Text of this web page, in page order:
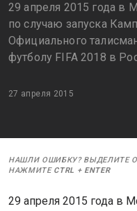
29 апреля 2015 года в
по случаю запуска
Официального
футболу FIFA 2018 в
27 апреля 2015
НАШЛИ ОШИБКУ? ВЫДЕЛИТЕ
НАЖМИТЕ CTRL + ENTER
29 апреля 2015 года в